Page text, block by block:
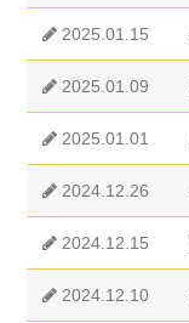
2025.01.15
2025.01.09
2025.01.01
2024.12.26
2024.12.15
2024.12.10